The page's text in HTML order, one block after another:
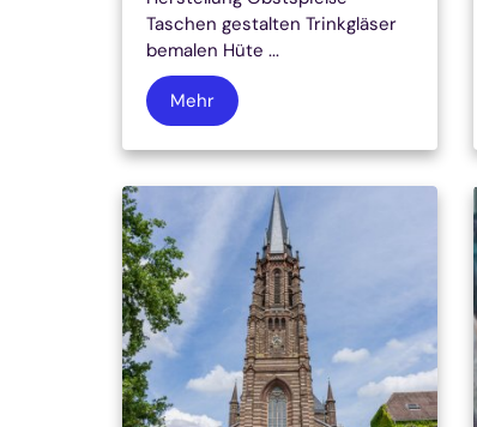
Taschen gestalten Trinkgläser
bemalen Hüte ...
Mehr